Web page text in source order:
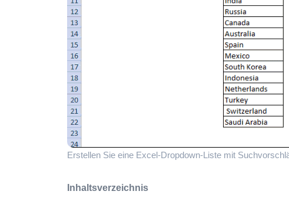
Erstellen Sie eine Excel-Dropdown-Liste mit
Inhaltsverzeichnis